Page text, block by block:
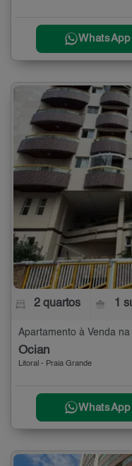
WhatsApp
2 quartos 1
Apartamento à Venda
Ocian
Litoral - Praia Grande
WhatsApp